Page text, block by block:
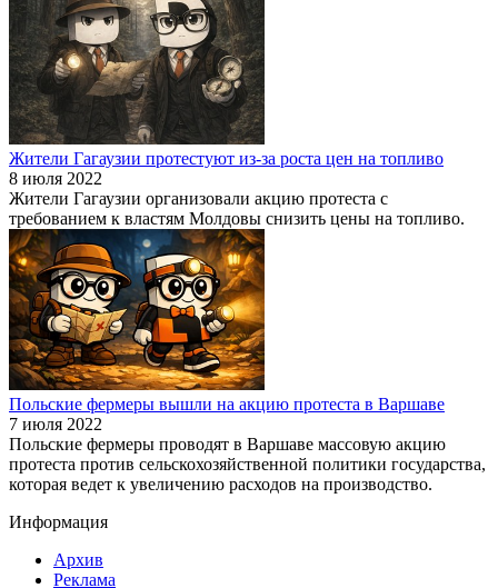
Жители Гагаузии протестуют из-за роста цен на топливо
8 июля 2022
Жители Гагаузии организовали акцию протеста с
требованием к властям Молдовы снизить цены на топливо.
Польские фермеры вышли на акцию протеста в Варшаве
7 июля 2022
Польские фермеры проводят в Варшаве массовую акцию
протеста против сельскохозяйственной политики государства,
которая ведет к увеличению расходов на производство.
Информация
Архив
Реклама